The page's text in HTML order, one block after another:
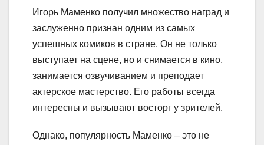
Игорь Маменко получил множество наград и
заслуженно признан одним из самых
успешных комиков в стране. Он не только
выступает на сцене, но и снимается в кино,
занимается озвучиванием и преподает
актерское мастерство. Его работы всегда
интересны и вызывают восторг у зрителей.
Однако, популярность Маменко – это не